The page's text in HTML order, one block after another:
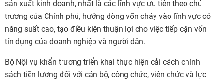
sản xuất kinh doanh, nhất là các lĩnh vực ưu tiên theo chủ
trương của Chính phủ, hướng dòng vốn chảy vào lĩnh vực có
năng suất cao, tạo điều kiện thuận lợi cho việc tiếp cận vốn
tín dụng của doanh nghiệp và người dân.
Bộ Nội vụ khẩn trương triển khai thực hiện cải cách chính
sách tiền lương đối với cán bộ, công chức, viên chức và lực